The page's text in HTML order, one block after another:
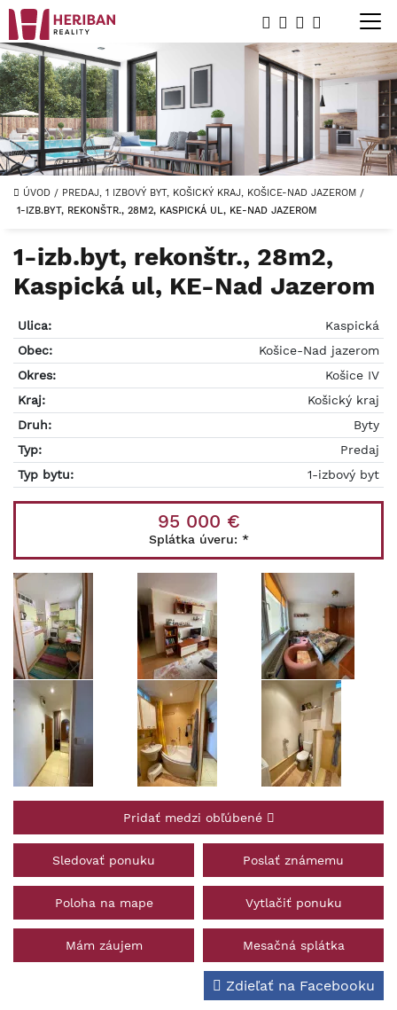
ÚVOD / PREDAJ, 1 IZBOVÝ BYT, KOŠICKÝ KRAJ, KOŠICE-NAD JAZEROM /
1-IZB.BYT, REKONŠTR., 28M2, KASPICKÁ UL, KE-NAD JAZEROM
1-izb.byt, rekonštr., 28m2,
Kaspická ul, KE-Nad Jazerom
Ulica:
Kaspická
Obec:
Košice-Nad jazerom
Okres:
Košice IV
Kraj:
Košický kraj
Druh:
Byty
Typ:
Predaj
Typ bytu:
1-izbový byt
95 000 €
Splátka úveru: *
Pridať medzi obľúbené
Sledovať ponuku Poslať známemu
Poloha na mape Vytlačiť ponuku
Mám záujem Mesačná splátka
Zdieľať na Facebooku